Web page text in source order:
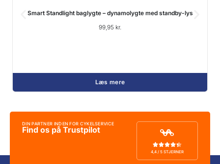
Smart Standlight baglygte – dynamolygte med standby-lys
99,95 kr.
Læs mere
DIN PARTNER INDEN FOR CYKELSERVICE
Find os på Trustpilot
4,4 / 5 STJERNER